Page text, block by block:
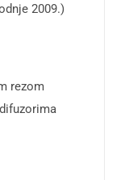
2009.)
rezom